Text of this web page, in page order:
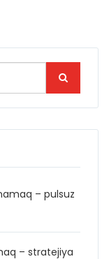
– pulsuz
– stratejiya